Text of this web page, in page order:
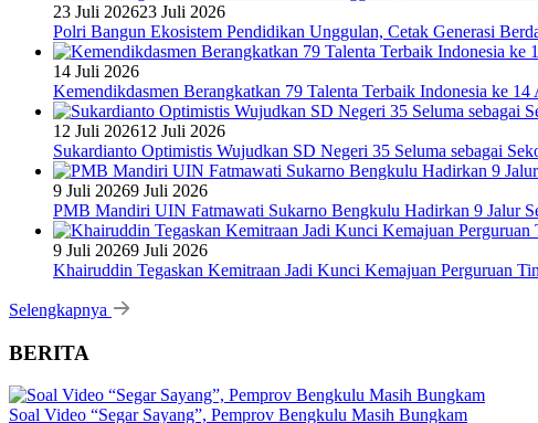
23 Juli 202623 Juli 2026
Polri Bangun Ekosistem Pendidikan Unggulan, Cetak Generasi
14 Juli 2026
Kemendikdasmen Berangkatkan 79 Talenta Terbaik Indonesia ke 14
12 Juli 202612 Juli 2026
Sukardianto Optimistis Wujudkan SD Negeri 35 Seluma sebagai
9 Juli 20269 Juli 2026
PMB Mandiri UIN Fatmawati Sukarno Bengkulu Hadirkan 9 Jalur
9 Juli 20269 Juli 2026
Khairuddin Tegaskan Kemitraan Jadi Kunci Kemajuan Perguruan
Selengkapnya
BERITA
Soal Video “Segar Sayang”, Pemprov Bengkulu Masih Bungkam